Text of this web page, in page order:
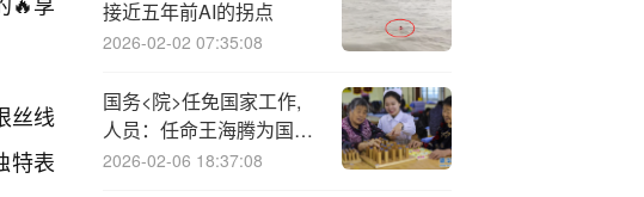
丝线
特表
接近五年前AI的拐点
2026-02-02 07:35:08
国务<院>任免国家工作,
人员：任命王海腾为国家
矿山安全监察局副局长
2026-02-06 18:37:08